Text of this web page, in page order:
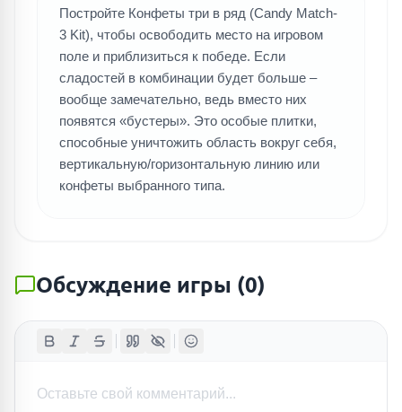
Постройте Конфеты три в ряд (Candy Match-
3 Kit), чтобы освободить место на игровом
поле и приблизиться к победе. Если
сладостей в комбинации будет больше –
вообще замечательно, ведь вместо них
появятся «бустеры». Это особые плитки,
способные уничтожить область вокруг себя,
вертикальную/горизонтальную линию или
конфеты выбранного типа.
Обсуждение игры (0)